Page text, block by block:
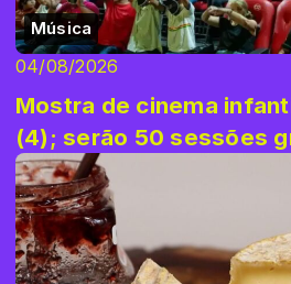
Música
04/08/2026
Mostra de cinema
(4); serão 50 sessões